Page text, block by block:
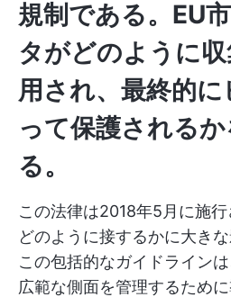
規制である。EU
タがどのように
用され、最終的
って保護される
る。
この法律は2018年5月に施
どのように接するかに大き
この包括的なガイドライン
広範な側面を管理するために